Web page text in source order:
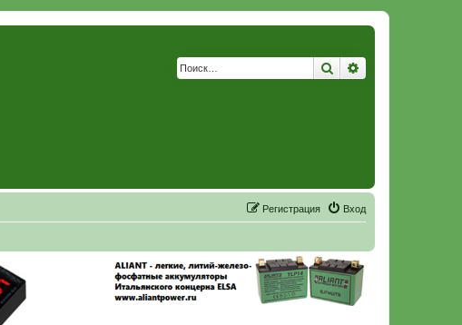
Поиск
Вход
Регистрация